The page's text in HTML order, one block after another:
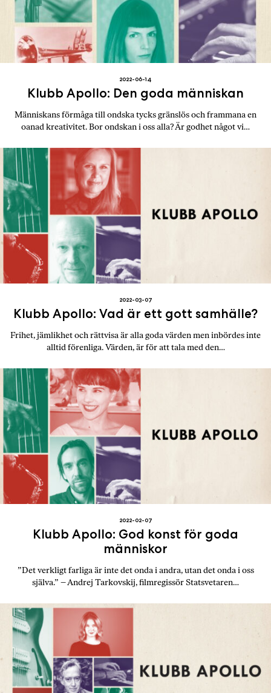
Klubb Apollo: Den goda människan
2022-06-14
Människans förmåga till ondska tycks gränslös och frammana en
oanad kreativitet. Bor ondskan i oss alla? Är godhet något vi…
Klubb Apollo: Vad är ett gott samhälle?
2022-03-07
Frihet, jämlikhet och rättvisa är alla goda värden men inbördes inte
alltid förenliga. Värden, är för att tala med den…
Klubb Apollo: God konst för goda
människor
2022-02-07
”Det verkligt farliga är inte det onda i andra, utan det onda i oss
själva.” – Andrej Tarkovskij, filmregissör Statsvetaren…